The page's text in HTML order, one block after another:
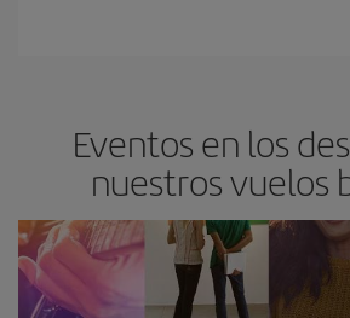
Eventos en los
nuestros vuelos